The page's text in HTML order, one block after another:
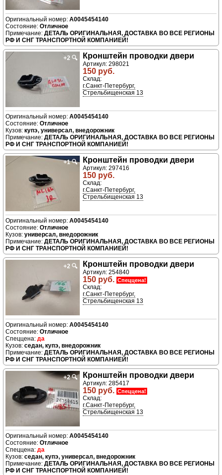
A0045454140
Отличное
ДЕТАЛЬ ОРИГИНАЛЬНАЯ, ДОСТАВКА ВО ВСЕ РЕГИОНЫ
РФ И СНГ ТРАНСПОРТНОЙ КОМПАНИЕЙ!
+2 🔍 Кронштейн проводки двери
Артикул: 298021
150 руб.
Склад:
г.Санкт-Петербург,
Стрельбищенская 13
A0045454140
Отличное
купэ, универсал, внедорожник
ДЕТАЛЬ ОРИГИНАЛЬНАЯ, ДОСТАВКА ВО ВСЕ РЕГИОНЫ
РФ И СНГ ТРАНСПОРТНОЙ КОМПАНИЕЙ!
+1🔍 Кронштейн проводки двери
Артикул: 297416
150 руб.
Склад:
г.Санкт-Петербург,
Стрельбищенская 13
A0045454140
Отличное
универсал, внедорожник
ДЕТАЛЬ ОРИГИНАЛЬНАЯ, ДОСТАВКА ВО ВСЕ РЕГИОНЫ
РФ И СНГ ТРАНСПОРТНОЙ КОМПАНИЕЙ!
+2 🔍 Кронштейн проводки двери
Артикул: 254840
150 руб. Спеццена!
Склад:
г.Санкт-Петербург,
Стрельбищенская 13
A0045454140
Отличное
да
седан, купэ, внедорожник
ДЕТАЛЬ ОРИГИНАЛЬНАЯ, ДОСТАВКА ВО ВСЕ РЕГИОНЫ
РФ И СНГ ТРАНСПОРТНОЙ КОМПАНИЕЙ!
+2🔍 Кронштейн проводки двери
Артикул: 285417
150 руб. Спеццена!
Склад:
г.Санкт-Петербург,
Стрельбищенская 13
A0045454140
Отличное
да
седан, купэ, универсал, внедорожник
ДЕТАЛЬ ОРИГИНАЛЬНАЯ, ДОСТАВКА ВО ВСЕ РЕГИОНЫ
РФ И СНГ ТРАНСПОРТНОЙ КОМПАНИЕЙ!